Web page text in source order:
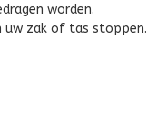
worden.
uw zak of tas stoppen.